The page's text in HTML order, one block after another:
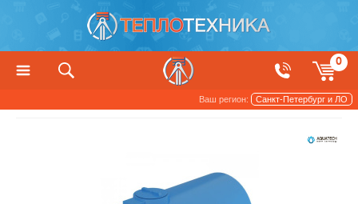
0
Ваш регион: Санкт-Петербург и ЛО